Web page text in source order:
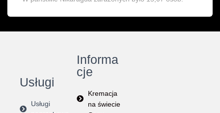
Usługi
Usługi
Informa
cje
Kremacja
na świecie